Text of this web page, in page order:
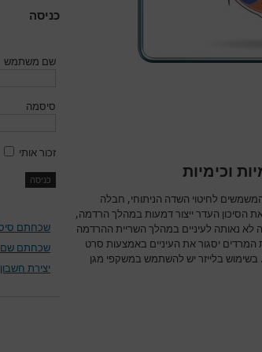
וכימיות
המשמשים לחיטוי השדה הניתוחי, חבלה
הסיכון העדר ייצור דמעות במהלך הרדמה,
לא נאותה לעיניים במהלך השריית ההרדמה
המרדים יסגור את העיניים באמצעות סרט
בלייזר יש להשתמש במשקפי מגן
כניסה
שם משתמש
סיסמה
זכור אותי
שכחתם
שכחתם
יצירת חשבון